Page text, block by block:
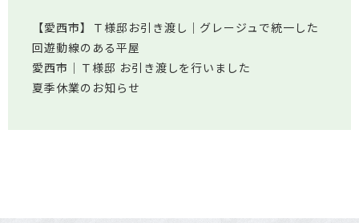
【愛西市】Ｔ様邸お引き渡し｜グレージュで統一した
回遊動線のある平屋
愛西市│Ｔ様邸 お引き渡しを行いました
夏季休業のお知らせ